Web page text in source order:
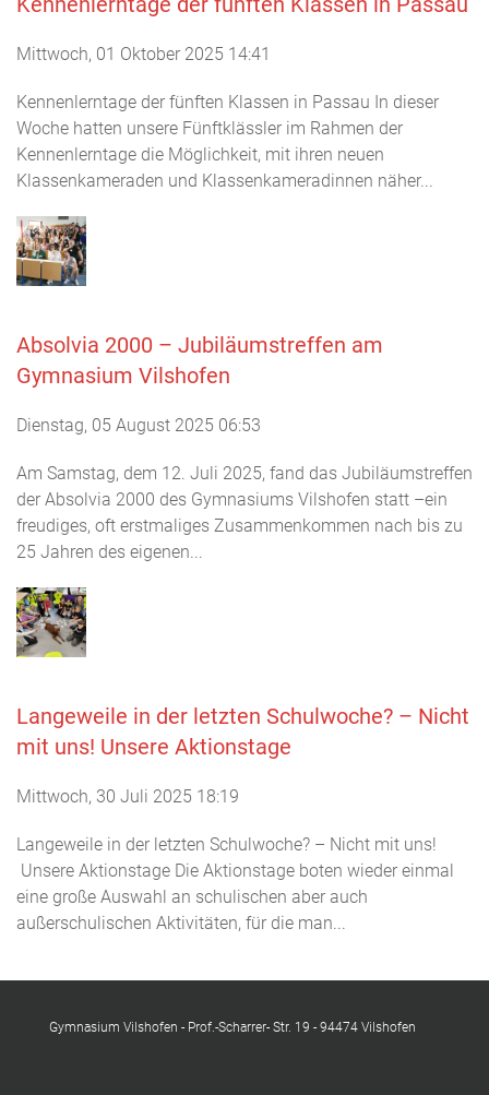
Mittwoch, 01 Oktober 2025 14:41
Kennenlerntage der fünften Klassen in Passau In dieser
Woche hatten unsere Fünftklässler im Rahmen der
Kennenlerntage die Möglichkeit, mit ihren neuen
Klassenkameraden und Klassenkameradinnen näher...
Absolvia 2000 – Jubiläumstreffen am
Gymnasium Vilshofen
Dienstag, 05 August 2025 06:53
Am Samstag, dem 12. Juli 2025, fand das Jubiläumstreffen
der Absolvia 2000 des Gymnasiums Vilshofen statt –ein
freudiges, oft erstmaliges Zusammenkommen nach bis zu
25 Jahren des eigenen...
Langeweile in der letzten Schulwoche? – Nicht
mit uns! Unsere Aktionstage
Mittwoch, 30 Juli 2025 18:19
Langeweile in der letzten Schulwoche? – Nicht mit uns!
Unsere Aktionstage Die Aktionstage boten wieder einmal
eine große Auswahl an schulischen aber auch
außerschulischen Aktivitäten, für die man...
Gymnasium Vilshofen - Prof.-Scharrer- Str. 19 - 94474 Vilshofen